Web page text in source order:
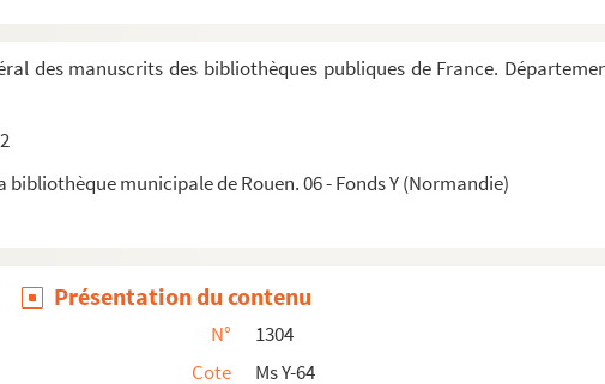
des manuscrits des bibliothèques publiques de France.
bibliothèque municipale de Rouen. 06 - Fonds Y (Normandie)
communes des départements du Calvados et de la Manche, recueilli...
du prieuré de La Madeleine de Rouen, par le R. P...
pour la généralité de Caen, faite par M. de Chamilla...
par Pavyot du Bouillon (1499-1764). 4 volumes
Présentation du contenu
N°
1304
Cote
Ms Y-64